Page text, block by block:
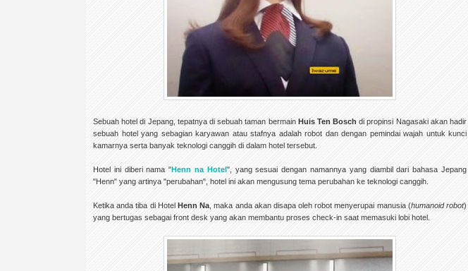
Sebuah hotel di Jepang, tepatnya di sebuah taman bermainHuis Ten Boschdi propinsi Nagasaki akan hadir
sebuah hotel yang sebagian karyawan atau stafnya adalah robot dan dengan pemindai wajah untuk kunci
kamarnya serta banyak teknologi canggih di dalam hotel tersebut.
Hotel ini diberi nama "Henn na Hotel", yang sesuai dengan namannya yang diambil dari bahasa Jepang
"Henn" yang artinya "perubahan", hotel ini akan mengusung tema perubahan ke teknologi canggih.
Ketika anda tiba di HotelHenn Na, maka anda akan disapa oleh robot menyerupai manusia (humanoid robot)
yang bertugas sebagai front desk yang akan membantu proses check-in saat memasuki lobi hotel.